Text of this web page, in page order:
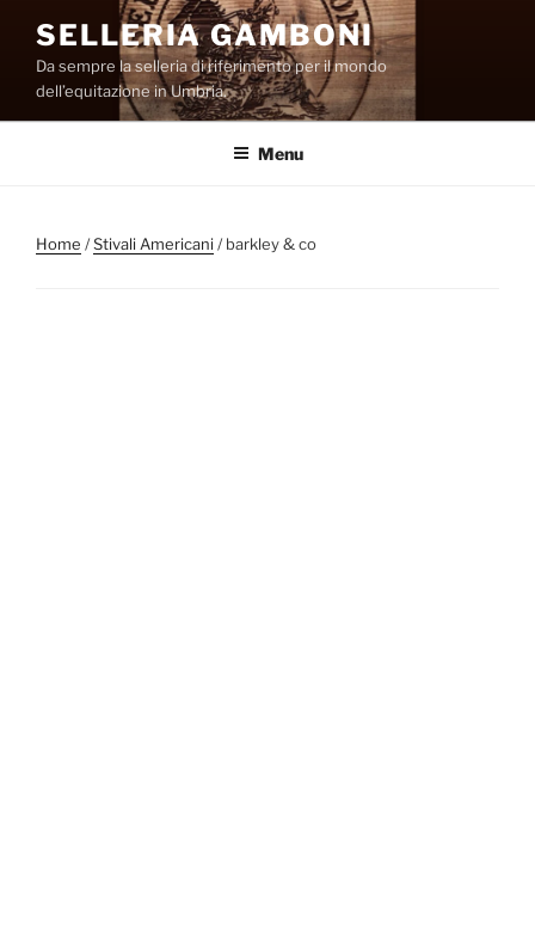
contenuto
SELLERIA GAMBONI
Da sempre la selleria di riferimento per il mondo
dell’equitazione in Umbria.
Menu
Home /Stivali Americani / barkley & co